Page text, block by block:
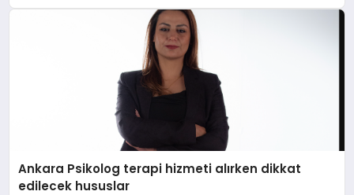
Ankara Psikolog terapi hizmeti alırken dikkat
edilecek hususlar